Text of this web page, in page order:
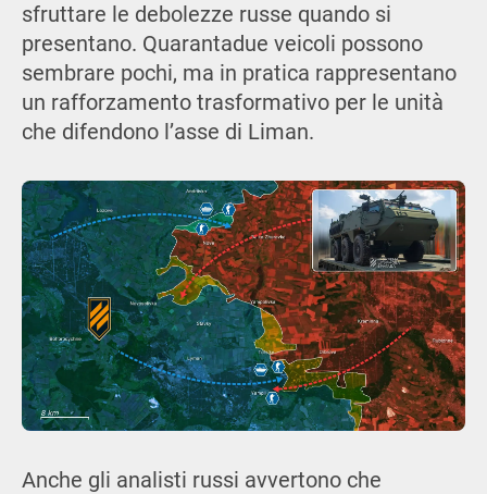
sfruttare le debolezze russe quando si
presentano. Quarantadue veicoli possono
sembrare pochi, ma in pratica rappresentano
un rafforzamento trasformativo per le unità
che difendono l’asse di Liman.
Anche gli analisti russi avvertono che